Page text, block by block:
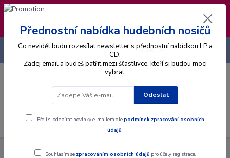
❣️ Od 4.8. do 13.8. čerpám dovolenou. Datum
expedice objednávek se posouvá na pátek
14.8.2026 🐋
Menu
CZK
+420 725 736 293
Alba CD Aga Derlak Trio - Healing - CD
Přednostní nabídka hudebních nosičů
Co nevidět budu rozesílat newsletter s přednostní nabídkou LP a
CD.
Zadej email a budeš patřit mezi šťastlivce, kteří si budou moci
vybrat.
Odeslat
Přeji si odebírat novinky e-mailem dlepodmínek zpracování osobních
údajů.
Souhlasím se zpracováním osobních údajů pro účely registrace.